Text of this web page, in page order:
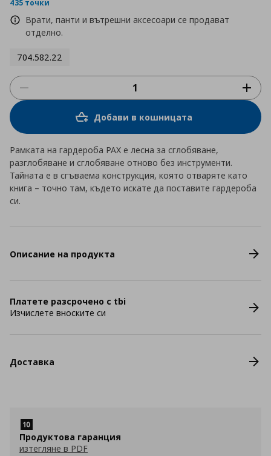
435 точки
Врати, панти и вътрешни аксесоари се продават
отделно.
704.582.22
Добави в кошницата
Рамката на гардероба PAX е лесна за сглобяване,
разглобяване и сглобяване отново без инструменти.
Тайната е в сгъваема конструкция, която отваряте като
книга – точно там, където искате да поставите гардероба
си.
Описание на продукта
Платете разсрочено с tbi
Изчислете вноските си
Доставка
Продуктова гаранция
изтегляне в PDF